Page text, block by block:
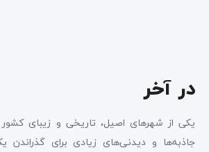
در آخر
یکی از شهرهای اصیل، تاریخی و زیبای
جاذبه‌ها و دیدنی‌های زیادی برای